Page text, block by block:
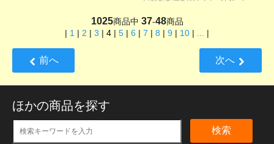
1025商品中 37-48商品
| 1 | 2 | 3 | 4 | 5 | 6 | 7 | 8 | 9 | 10 | ... |
前へ 次へ
ほかの商品を探す
検索